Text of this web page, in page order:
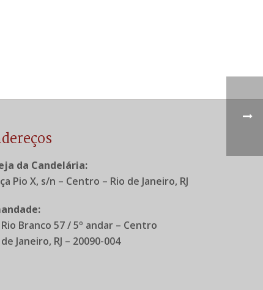
da Candelária:
Pio X, s/n – Centro – Rio de Janeiro, RJ
Branco 57 / 5º andar – Centro
Janeiro, RJ – 20090-004